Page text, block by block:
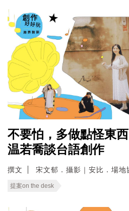
不要怕，多做點怪東
温若喬談台語創作
撰文 宋文郁．攝影｜安比．場地
提案on the desk